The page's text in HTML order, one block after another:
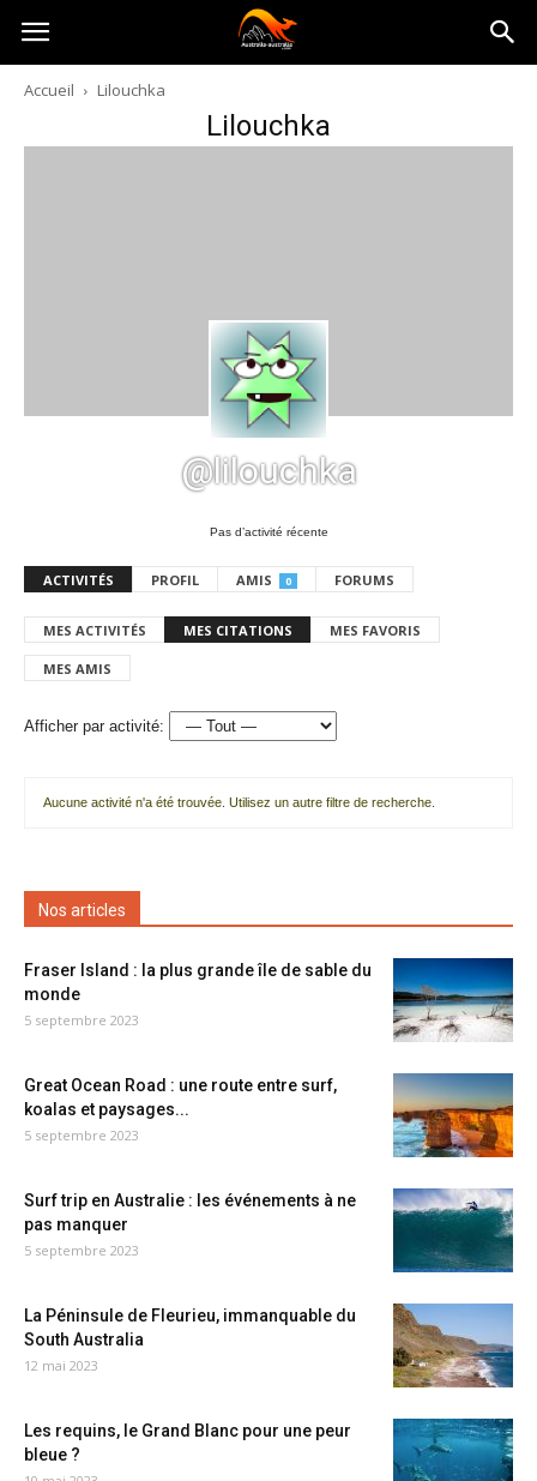
Australia-
australie.com
Accueil Lilouchka
Lilouchka
@lilouchka
Pas d’activité récente
ACTIVITÉS PROFIL AMIS 0 FORUMS
MES ACTIVITÉS MES CITATIONS MES FAVORIS
MES AMIS
Afficher par activité:
Aucune activité n'a été trouvée. Utilisez un autre filtre de recherche.
Nos articles
Fraser Island : la plus grande île de sable du
monde
5 septembre 2023
Great Ocean Road : une route entre surf,
koalas et paysages...
5 septembre 2023
Surf trip en Australie : les événements à ne
pas manquer
5 septembre 2023
La Péninsule de Fleurieu, immanquable du
South Australia
12 mai 2023
Les requins, le Grand Blanc pour une peur
bleue ?